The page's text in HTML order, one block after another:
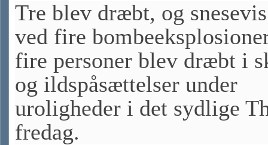
Tre blev dræbt, og
ved fire
fire personer blev dræbt i
og ildspåsættelser under
uroligheder i det sydlige
fredag.